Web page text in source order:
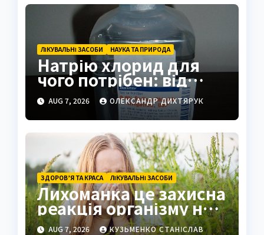
ЛІКУВАЛЬНІ ЗАСОБИ НАУКА ТА ПРИРОДА
Натрію хлорид для
чого потрібен: від
фізрозчину до
промисловості
AUG 7, 2026 ОЛЕКСАНДР ДИХТЯРУК
ЗДОРОВ’Я ТА КРАСА ЛІКУВАЛЬНІ ЗАСОБИ
Лихоманка це захисна
реакція організму на
інфекцію
AUG 7, 2026 КУЗЬМЕНКО СТАНІСЛАВ